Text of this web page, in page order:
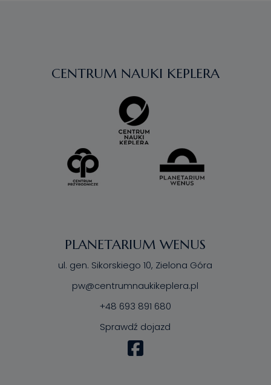
CENTRUM NAUKI KEPLERA
PLANETARIUM WENUS
ul. gen. Sikorskiego 10, Zielona Góra
pw@centrumnaukikeplera.pl
+48 693 891 680
Sprawdź dojazd